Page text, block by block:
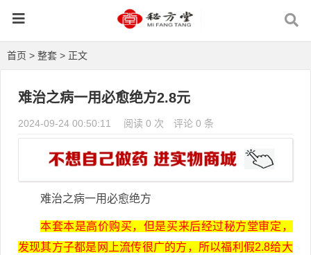
首页 > 整套 > 正文
难治之病一用必愈绝方2.8元
2024-09-24 00:50:11 阅读 0 次 评论 0 条
难治之病一用必愈绝方
本套本是高价购买，但是买来后经过秘方堂审定，
发现其方子都是网上流传很广的方，所以福利假2.8给大